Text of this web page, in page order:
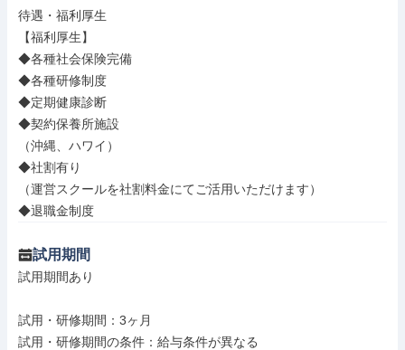
待遇・福利厚生
【福利厚生】
◆各種社会保険完備
◆各種研修制度
◆定期健康診断
◆契約保養所施設
（沖縄、ハワイ）
◆社割有り
（運営スクールを社割料金にてご活用いただけます）
◆退職金制度
試用期間
試用期間あり
試用・研修期間：3ヶ月
試用・研修期間の条件：給与条件が異なる